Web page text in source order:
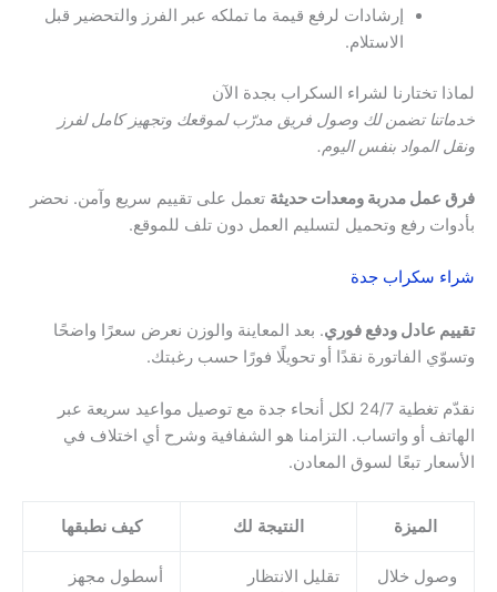
إرشادات لرفع قيمة ما تملكه عبر الفرز والتحضير قبل
الاستلام.
لماذا تختارنا لشراء السكراب بجدة الآن
خدماتنا تضمن لك وصول فريق مدرّب لموقعك وتجهيز كامل لفرز
ونقل المواد بنفس اليوم.
فرق عمل مدربة ومعدات حديثة تعمل على تقييم سريع وآمن. نحضر
بأدوات رفع وتحميل لتسليم العمل دون تلف للموقع.
شراء سكراب جدة
تقييم عادل ودفع فوري. بعد المعاينة والوزن نعرض سعرًا واضحًا
وتسوّي الفاتورة نقدًا أو تحويلًا فورًا حسب رغبتك.
نقدّم تغطية 24/7 لكل أنحاء جدة مع توصيل مواعيد سريعة عبر
الهاتف أو واتساب. التزامنا هو الشفافية وشرح أي اختلاف في
الأسعار تبعًا لسوق المعادن.
الميزة النتيجة لك كيف نطبقها
وصول خلال
تقليل الانتظار
أسطول مجهز